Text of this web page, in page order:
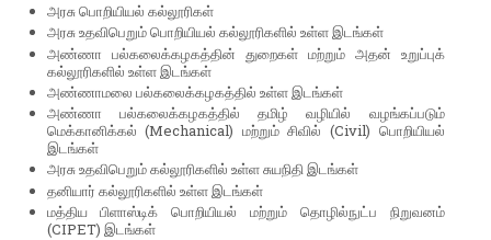
அரசு பொறியியல் கல்லூரிகள்
அரசு உதவிபெறும் பொறியியல் கல்லூரிகளில் உள்ள இடங்கள்
அண்ணா பல்கலைக்கழகத்தின் துறைகள் மற்றும் அதன் உறுப்புக்
கல்லூரிகளில் உள்ள இடங்கள்
அண்ணாமலை பல்கலைக்கழகத்தில் உள்ள இடங்கள்
அண்ணா பல்கலைக்கழகத்தில் தமிழ் வழியில் வழங்கப்படும்
மெக்கானிக்கல் (Mechanical) மற்றும் சிவில் (Civil) பொறியியல்
இடங்கள்
அரசு உதவிபெறும் கல்லூரிகளில் உள்ள சுயநிதி இடங்கள்
தனியார் கல்லூரிகளில் உள்ள இடங்கள்
மத்திய பிளாஸ்டிக் பொறியியல் மற்றும் தொழில்நுட்ப நிறுவனம்
(CIPET) இடங்கள்